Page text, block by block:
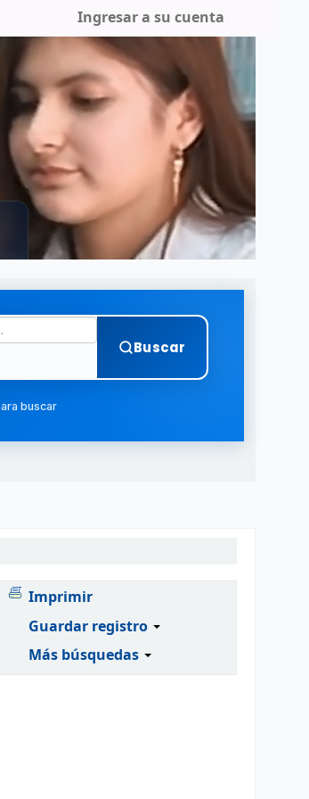
Ingresar a su cuenta
Buscar
buscar
Imprimir
Guardar registro
Más búsquedas